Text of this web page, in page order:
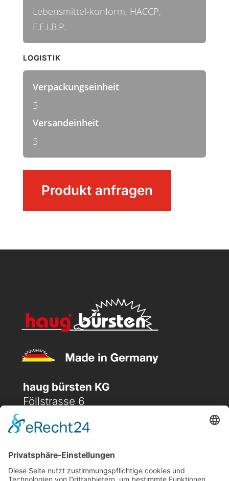
MengeProdukt anfragen
Lebensmittel-konform, HACCP,
F.E.I.B.P.
LOGISTIK
Verpackungseinheit
5
Versandeinheit
5
haug bürsten KG
Föllstrasse 6
D-86343 Königsbrunn
 (+49) 08231 / 96 30 96
 office@haugbuersten.de